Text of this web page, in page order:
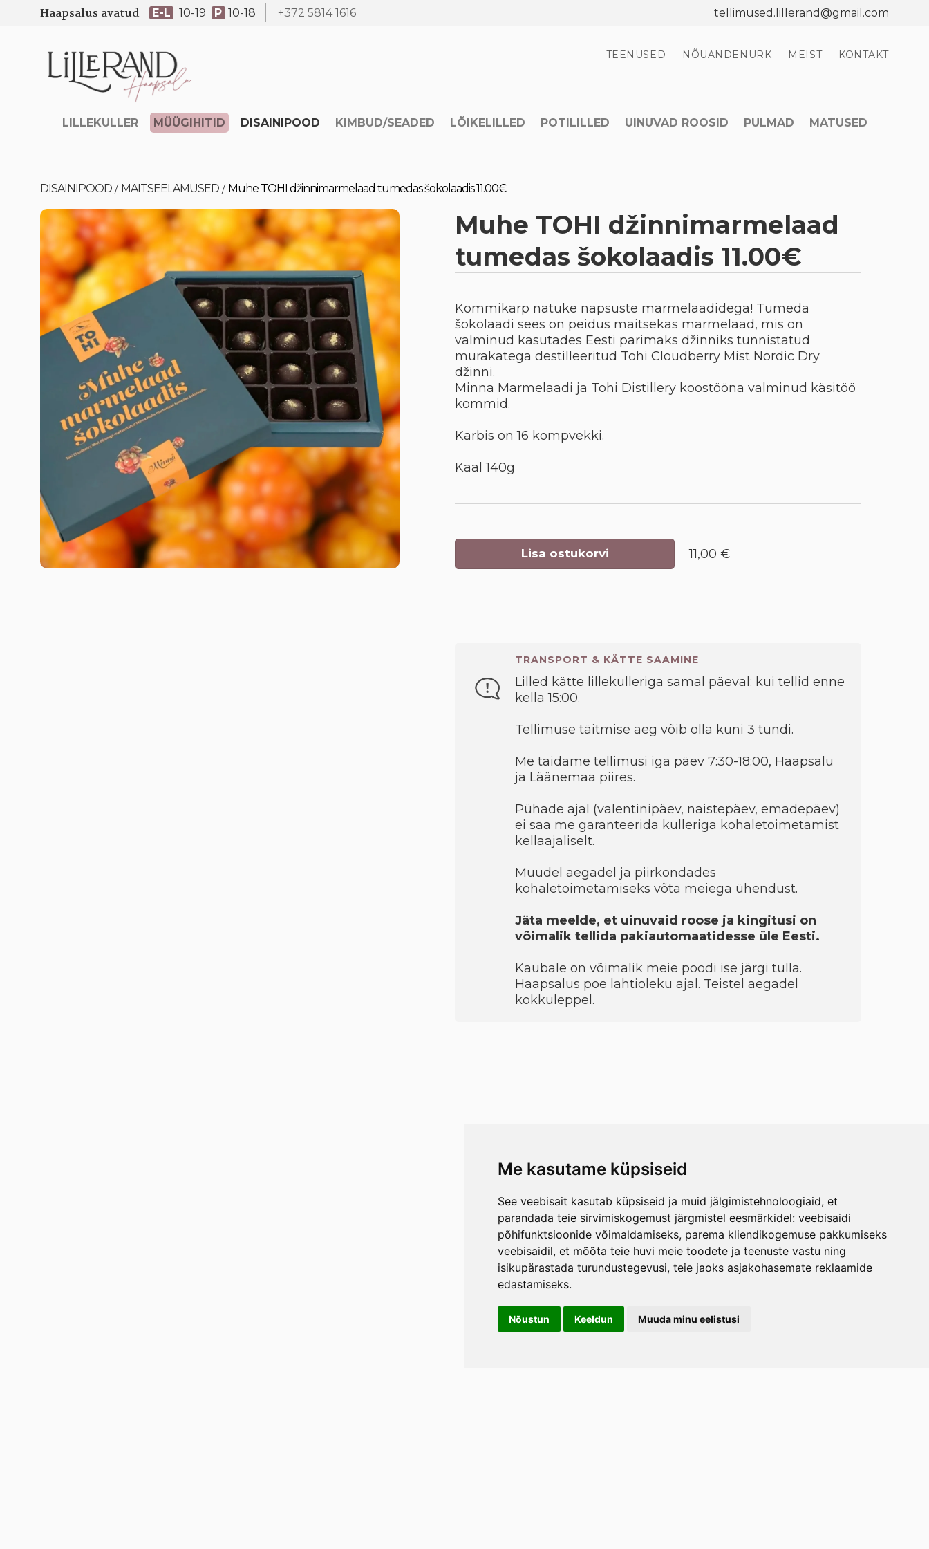
Me kasutame küpsiseid
See veebisait kasutab küpsiseid ja muid jälgimistehnoloogiaid, et
parandada teie sirvimiskogemust järgmistel eesmärkidel: veebisaidi
põhifunktsioonide võimaldamiseks, parema kliendikogemuse pakkumiseks
veebisaidil, et mõõta teie huvi meie toodete ja teenuste vastu ning
isikupärastada turundustegevusi, teie jaoks asjakohasemate reklaamide
edastamiseks.
Nõustun Keeldun Muuda minu eelistusi
Haapsalus avatud E-L 10-19 P 10-18 +372 5814 1616 tellimused.lillerand@gmail.com
TEENUSED NÕUANDENURK MEIST KONTAKT
LILLEKULLER MÜÜGIHITID DISAINIPOOD KIMBUD/SEADED LÕIKELILLED POTILILLED UINUVAD ROOSID PULMAD MATUSED
DISAINIPOOD / MAITSEELAMUSED / Muhe TOHI džinnimarmelaad tumedas šokolaadis 11.00€
Muhe TOHI džinnimarmelaad
tumedas šokolaadis 11.00€
Kommikarp natuke napsuste marmelaadidega! Tumeda
šokolaadi sees on peidus maitsekas marmelaad, mis on
valminud kasutades Eesti parimaks džinniks tunnistatud
murakatega destilleeritud Tohi Cloudberry Mist Nordic Dry
džinni.
Minna Marmelaadi ja Tohi Distillery koostööna valminud käsitöö
kommid.
Karbis on 16 kompvekki.
Kaal 140g
Lisa ostukorvi 11,00 €
TRANSPORT & KÄTTE SAAMINE
Lilled kätte lillekulleriga samal päeval: kui tellid enne
kella 15:00.
Tellimuse täitmise aeg võib olla kuni 3 tundi.
Me täidame tellimusi iga päev 7:30-18:00, Haapsalu
ja Läänemaa piires.
Pühade ajal (valentinipäev, naistepäev, emadepäev)
ei saa me garanteerida kulleriga kohaletoimetamist
kellaajaliselt.
Muudel aegadel ja piirkondades
kohaletoimetamiseks võta meiega ühendust.
Jäta meelde, et uinuvaid roose ja kingitusi on
võimalik tellida pakiautomaatidesse üle Eesti.
Kaubale on võimalik meie poodi ise järgi tulla.
Haapsalus poe lahtioleku ajal. Teistel aegadel
kokkuleppel.